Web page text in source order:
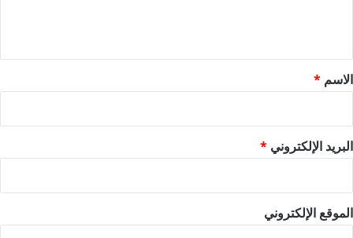
*
الاسم *
البريد الإلكتروني *
الموقع الإلكتروني